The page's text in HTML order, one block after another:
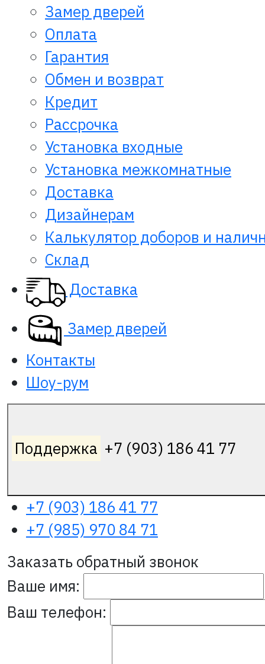
Замер дверей
Оплата
Гарантия
Обмен и возврат
Кредит
Рассрочка
Установка входные
Установка межкомнатные
Доставка
Дизайнерам
Калькулятор доборов и
Склад
Доставка
Замер дверей
Контакты
Шоу-рум
Поддержка +7 (903) 186 41 77
+7 (903) 186 41 77
+7 (985) 970 84 71
Заказать обратный звонок
Ваше имя:
Ваш телефон: